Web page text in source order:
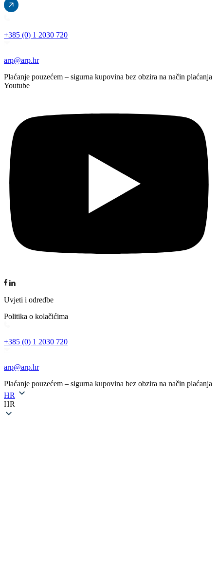
+385 (0) 1 2030 720
arp@arp.hr
Plaćanje pouzećem – sigurna kupovina bez obzira na način plaćanja
Youtube
Uvjeti i odredbe
Politika o kolačićima
+385 (0) 1 2030 720
arp@arp.hr
Plaćanje pouzećem – sigurna kupovina bez obzira na način plaćanja
HR
HR